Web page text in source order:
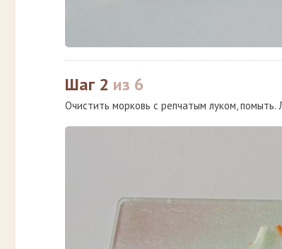
Шаг 2 из 6
Очистить морковь с репчатым луком,